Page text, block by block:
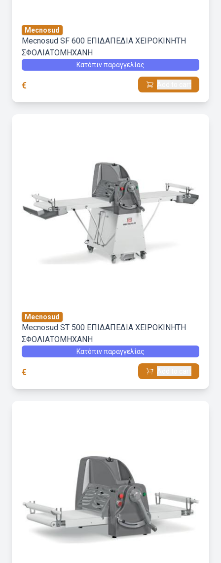
Mecnosud
Mecnosud SF 600 ΕΠΙΔΑΠΕΔΙΑ ΧΕΙΡΟΚΙΝΗΤΗ
ΣΦΟΛΙΑΤΟΜΗΧΑΝΗ
Κατόπιν παραγγελίας
€
Mecnosud
Mecnosud ST 500 ΕΠΙΔΑΠΕΔΙΑ ΧΕΙΡΟΚΙΝΗΤΗ
ΣΦΟΛΙΑΤΟΜΗΧΑΝΗ
Κατόπιν παραγγελίας
€